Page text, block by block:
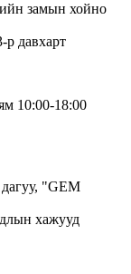
замын хойно
давхарт
10:00-18:00
"GEM
хажууд